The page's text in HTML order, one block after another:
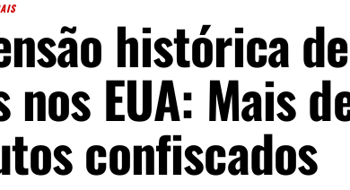
histórica
nos EUA: Mais
confiscados